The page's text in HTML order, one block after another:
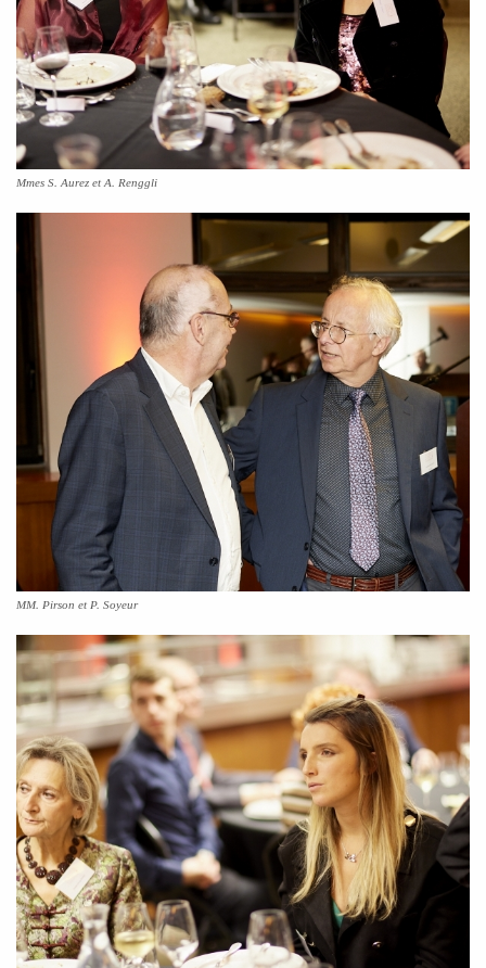
Mmes S. Aurez et A. Renggli
MM. Pirson et P. Soyeur